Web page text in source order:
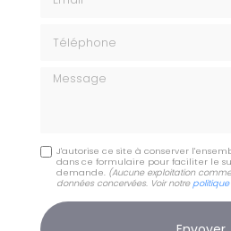
Message
J'autorise ce site à conserver
dans ce formulaire pour faciliter le
demande. (Aucune exploitation
données concervées. Voir notre